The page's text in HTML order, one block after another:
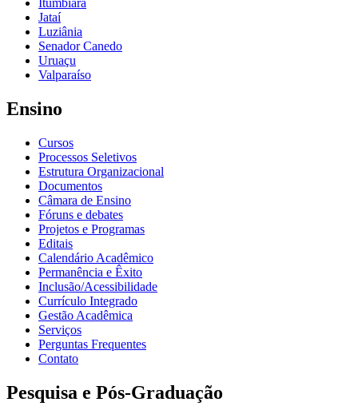
Itumbiara
Jataí
Luziânia
Senador Canedo
Uruaçu
Valparaíso
Ensino
Cursos
Processos Seletivos
Estrutura Organizacional
Documentos
Câmara de Ensino
Fóruns e debates
Projetos e Programas
Editais
Calendário Acadêmico
Permanência e Êxito
Inclusão/Acessibilidade
Currículo Integrado
Gestão Acadêmica
Serviços
Perguntas Frequentes
Contato
Pesquisa e Pós-Graduação